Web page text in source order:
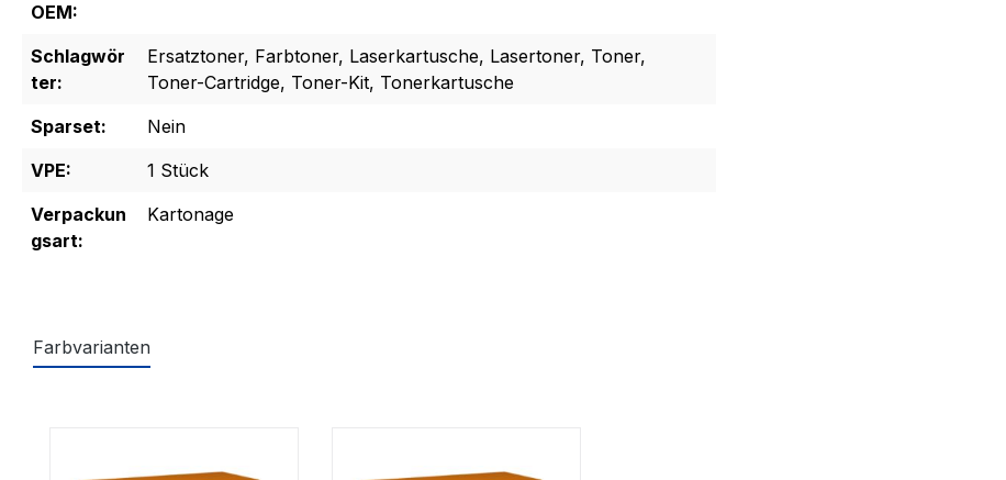
OEM:
Schlagwör
ter:
Ersatztoner, Farbtoner, Laserkartusche, Lasertoner, Toner,
Toner-Cartridge, Toner-Kit, Tonerkartusche
Sparset:
Nein
VPE:
1 Stück
Verpackun
gsart:
Kartonage
Farbvarianten